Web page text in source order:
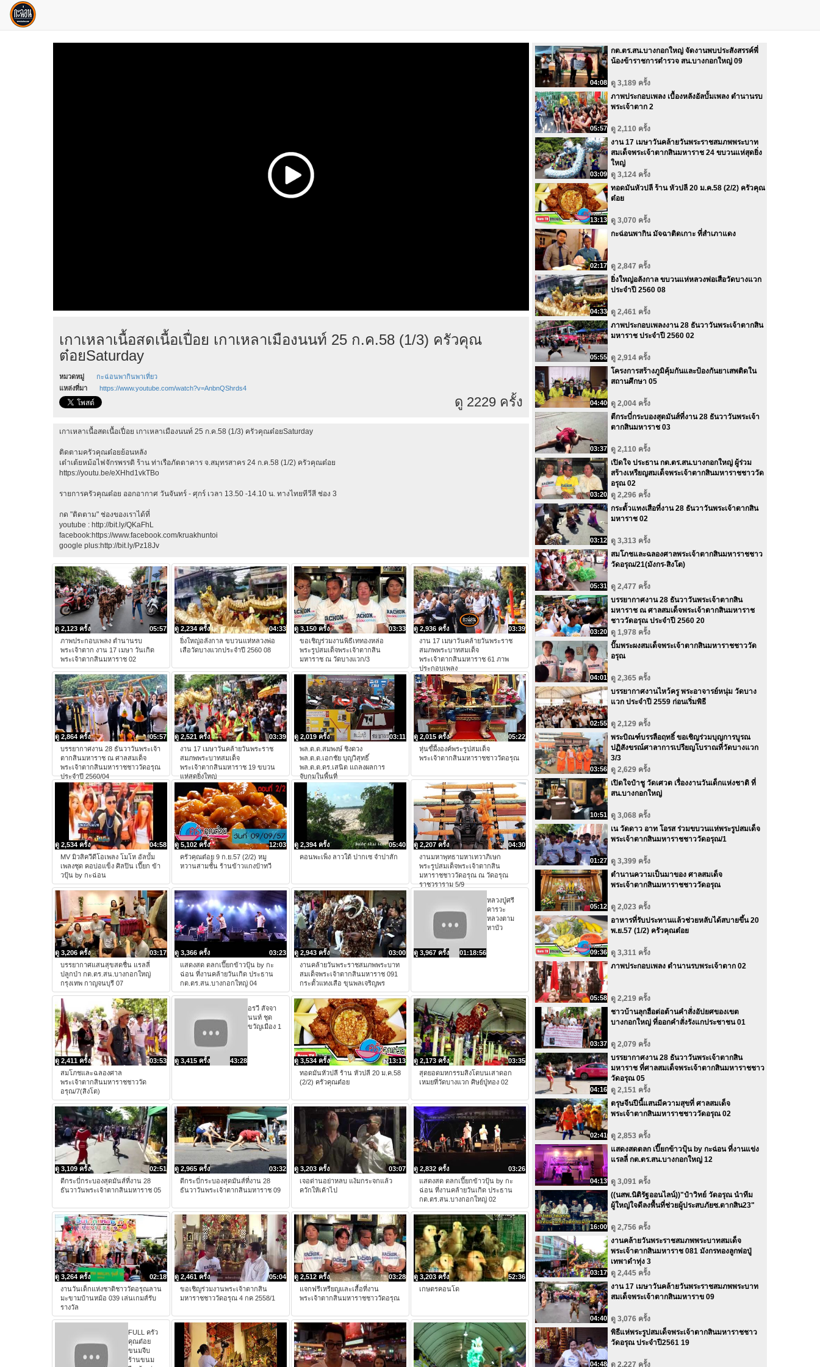
เกาเหลาเนื้อสดเนื้อเปื่อย เกาเหลาเมืองนนท์ 25 ก.ค.58 (1/3) ครัวคุณ
ต๋อยSaturday
หมวดหมู่
กะฉ่อนพากินพาเที่ยว
แหล่งที่มา
https://www.youtube.com/watch?v=AnbnQShrds4
ดู 2229 ครั้ง
เกาเหลาเนื้อสดเนื้อเปื่อย เกาเหลาเมืองนนท์ 25 ก.ค.58 (1/3) ครัวคุณต๋อยSaturday
ติดตามครัวคุณต๋อยย้อนหลัง
เต๋าเต้ยหม้อไฟจักรพรรดิ ร้าน ท่าเรือภัตตาคาร จ.สมุทรสาคร 24 ก.ค.58 (1/2) ครัวคุณต๋อย
https://youtu.be/eXHhd1vkTBo
รายการครัวคุณต๋อย ออกอากาศ วันจันทร์ - ศุกร์ เวลา 13.50 -14.10 น. ทางไทยทีวีสี ช่อง 3
กด "ติดตาม" ช่องของเราได้ที่
youtube : http://bit.ly/QKaFhL
facebook:https://www.facebook.com/kruakhuntoi
google plus:http://bit.ly/Pz18Jv
05:57
ดู 2,123 ครั้ง
ภาพประกอบเพลง ตำนานรบ
พระเจ้าตาก งาน 17 เมษา วันเกิด
พระเจ้าตากสินมหาราช 02
04:33
ดู 2,234 ครั้ง
ยิ่งใหญ่อลังกาล ขบวนแห่หลวงพ่อ
เสือวัดบางแวกประจำปี 2560 08
03:33
ดู 3,150 ครั้ง
ขอเชิญร่วมงานพิธีเททองหล่อ
พระรูปสมเด็จพระเจ้าตากสิน
มหาราช ณ วัดบางแวก/3
03:39
ดู 2,936 ครั้ง
งาน 17 เมษาวันคล้ายวันพระราช
สมภพพระบาทสมเด็จ
พระเจ้าตากสินมหาราช 61 ภาพ
ประกอบเพลง
05:57
ดู 2,864 ครั้ง
บรรยากาศงาน 28 ธันวาวันพระเจ้า
ตากสินมหาราช ณ ศาลสมเด็จ
พระเจ้าตากสินมหาราชชาววัดอรุณ
ประจำปี 2560/04
03:39
ดู 2,521 ครั้ง
งาน 17 เมษาวันคล้ายวันพระราช
สมภพพระบาทสมเด็จ
พระเจ้าตากสินมหาราช 19 ขบวน
แห่สุดยิ่งใหญ่
03:11
ดู 2,019 ครั้ง
พล.ต.ต.สมพงษ์​ ชิงดวง
พล.ต.ต.เอกชัย บุญวิสุทธิ์
พล.ต.ต.ดร.เสนิต แถลงผลการ
จับกุมในพื้นที่
05:22
ดู 2,015 ครั้ง
หุ่นขี้ผึ้งองค์พระรูปสมเด็จ
พระเจ้าตากสินมหาราชชาววัดอรุณ
04:58
ดู 2,534 ครั้ง
MV มิวสิควีดีโอเพลง โมโห อัลบั้ม
เพลงชุด คอบ่อแข็ง ศิลปิน เปี๊ยก ข้า
วปุ้น by กะฉ่อน
12:03
ดู 5,102 ครั้ง
ครัวคุณต๋อย 9 ก.ย.57 (2/2) หมู
หวานสามชั้้น ร้านข้าวแกงป๋าทวี
05:40
ดู 2,394 ครั้ง
คอนพะเพ็ง ลาวใต้ ปากเซ จำปาสัก
04:30
ดู 2,207 ครั้ง
งานมหาพุทธามหาเทวาภิเษก
พระรูปสมเด็จพระเจ้าตากสิน
มหาราชชาววัดอรุณ ณ วัดอรุณ
ราชวราราม 5/9
03:17
ดู 3,206 ครั้ง
บรรยากาศแสนสุขสดชื่น แรลลี่
ปลูกป่า กต.ตร.สน.บางกอกใหญ่
กรุงเทพ กาญจนบุรี 07
03:23
ดู 3,366 ครั้ง
แสดงสด ตลกเปี๊ยกข้าวปุ้น by กะ
ฉ่อน ที่งานคล้ายวันเกิด ประธาน
กต.ตร.สน.บางกอกใหญ่ 04
03:00
ดู 2,943 ครั้ง
งานคล้ายวันพระราชสมภพพระบาท
สมเด็จพระเจ้าตากสินมหาราช 091
กระตั้วแทงเสือ ขุนพลเจริญพร
01:18:56
ดู 3,967 ครั้ง
หลวงปู่ศรี
คารวะ
หลวงตาม
หาบัว
03:53
ดู 2,411 ครั้ง
สมโภชและฉลองศาล
พระเจ้าตากสินมหาราชชาววัด
อรุณ/7(สิงโต)
43:28
ดู 3,415 ครั้ง
อรวี สัจจา
นนท์ ชุด
ขวัญเมือง 1
13:13
ดู 3,534 ครั้ง
ทอดมันหัวปลี ร้าน หัวปลี 20 ม.ค.58
(2/2) ครัวคุณต๋อย
03:35
ดู 2,173 ครั้ง
สุดยอดมหกรรมสิงโตบนเสาดอก
เหมยที่วัดบางแวก ศิษย์ปู่ทอง 02
02:51
ดู 3,109 ครั้ง
ตีกระบี่กระบองสุดมันส์ที่งาน 28
ธันวาวันพระเจ้าตากสินมหาราช 05
03:32
ดู 2,965 ครั้ง
ตีกระบี่กระบองสุดมันส์ที่งาน 28
ธันวาวันพระเจ้าตากสินมหาราช 09
03:07
ดู 3,203 ครั้ง
เจอด่านอย่าหลบ แง้มกระจกแล้ว
ควักให้เค้าไป
03:26
ดู 2,832 ครั้ง
แสดงสด ตลกเปี๊ยกข้าวปุ้น by กะ
ฉ่อน ที่งานคล้ายวันเกิด ประธาน
กต.ตร.สน.บางกอกใหญ่ 02
02:18
ดู 3,264 ครั้ง
งานวันเด็กแห่งชาติชาววัดอรุณลาน
มะขามบ้านหม้อ 039 เล่นเกมส์รับ
รางวัล
05:04
ดู 2,461 ครั้ง
ขอเชิญร่วมงานพระเจ้าตากสิน
มหาราชชาววัดอรุณ 4 กค 2558/1
03:28
ดู 2,512 ครั้ง
แจกฟรีเหรียญและเสื้อที่งาน
พระเจ้าตากสินมหาราชชาววัดอรุณ
52:36
ดู 3,203 ครั้ง
เกษตรคอนโด
FULL ครัว
คุณต๋อย
ขนมจีบ
ร้านขนม
04:08
กต.ตร.สน.บางกอกใหญ่ จัดงานพบประสังสรรค์พี่
น้องข้าราชการตำรวจ สน.บางกอกใหญ่ 09
ดู 3,189 ครั้ง
05:57
ภาพประกอบเพลง เบื้องหลังอัลบั้มเพลง ตำนานรบ
พระเจ้าตาก 2
ดู 2,110 ครั้ง
03:09
งาน 17 เมษาวันคล้ายวันพระราชสมภพพระบาท
สมเด็จพระเจ้าตากสินมหาราช 24 ขบวนแห่สุดยิ่ง
ใหญ่
ดู 3,124 ครั้ง
13:13
ทอดมันหัวปลี ร้าน หัวปลี 20 ม.ค.58 (2/2) ครัวคุณ
ต๋อย
ดู 3,070 ครั้ง
02:17
กะฉ่อนพากิน มัจฉาติดเกาะ ที่สำเภาแดง
ดู 2,847 ครั้ง
04:33
ยิ่งใหญ่อลังกาล ขบวนแห่หลวงพ่อเสือวัดบางแวก
ประจำปี 2560 08
ดู 2,461 ครั้ง
05:55
ภาพประกอบเพลงงาน 28 ธันวาวันพระเจ้าตากสิน
มหาราช ประจำปี 2560 02
ดู 2,914 ครั้ง
04:40
โครงการสร้างภูมิคุ้มกันและป้องกันยาเสพติดใน
สถานศึกษา 05
ดู 2,004 ครั้ง
03:37
ตีกระบี่กระบองสุดมันส์ที่งาน 28 ธันวาวันพระเจ้า
ตากสินมหาราช 03
ดู 2,110 ครั้ง
03:20
เปิดใจ ประธาน กต.ตร.สน.บางกอกใหญ่ ผู้ร่วม
สร้างเหรียญสมเด็จพระเจ้าตากสินมหาราชชาววัด
อรุณ 02
ดู 2,296 ครั้ง
03:12
กระตั้วแทงเสือที่งาน 28 ธันวาวันพระเจ้าตากสิน
มหาราช 02
ดู 3,313 ครั้ง
05:31
สมโภชและฉลองศาลพระเจ้าตากสินมหาราชชาว
วัดอรุณ/21(มังกร-สิงโต)
ดู 2,477 ครั้ง
03:20
บรรยากาศงาน 28 ธันวาวันพระเจ้าตากสิน
มหาราช ณ ศาลสมเด็จพระเจ้าตากสินมหาราช
ชาววัดอรุณ ประจำปี 2560 20
ดู 1,978 ครั้ง
04:01
ปั๊มพระผงสมเด็จพระเจ้าตากสินมหาราชชาววัด
อรุณ
ดู 2,365 ครั้ง
02:55
บรรยากาศงานไหว้ครู พระอาจารย์หนุ่ม วัดบาง
แวก ประจำปี 2559 ก่อนเริ่มพิธี
ดู 2,129 ครั้ง
03:56
พระบิณฑ์บรรลือฤทธิ์ ขอเชิญร่วมบุญการบูรณ
ปฏิสังขรณ์ศาลาการเปรียญโบราณที่วัดบางแวก
3/3
ดู 2,629 ครั้ง
10:51
เปิดใจป๋าชู วัดเศวต เรื่องงานวันเด็กแห่งชาติ ที่
สน.บางกอกใหญ่
ดู 3,068 ครั้ง
01:27
เน วัดดาว อาท โอรส ร่วมขบวนแห่พระรูปสมเด็จ
พระเจ้าตากสินมหาราชชาววัดอรุณ/1
ดู 3,399 ครั้ง
05:12
ตำนานความเป็นมาของ ศาลสมเด็จ
พระเจ้าตากสินมหาราชชาววัดอรุณ
ดู 2,023 ครั้ง
09:36
อาหารที่รับประทานแล้วช่วยหลับได้สบายขึ้น 20
พ.ย.57 (1/2) ครัวคุณต๋อย
ดู 3,311 ครั้ง
05:58
ภาพประกอบเพลง ตำนานรบพระเจ้าตาก 02
ดู 2,219 ครั้ง
03:37
ชาวบ้านลุกฮือต่อต้านคำสั่งอัปยศของเขต
บางกอกใหญ่ ที่ออกคำสั่งรังแกประชาชน 01
ดู 2,079 ครั้ง
04:16
บรรยากาศงาน 28 ธันวาวันพระเจ้าตากสิน
มหาราช ที่ศาลสมเด็จพระเจ้าตากสินมหาราชชาว
วัดอรุณ 05
ดู 2,151 ครั้ง
02:41
ตรุษจีนปีนี้แสนมีความสุขที่ ศาลสมเด็จ
พระเจ้าตากสินมหาราชชาววัดอรุณ 02
ดู 2,853 ครั้ง
04:13
แสดงสดตลก เปี๊ยกข้าวปุ้น by กะฉ่อน ที่งานแข่ง
แรลลี่ กต.ตร.สน.บางกอกใหญ่ 12
ดู 3,091 ครั้ง
16:00
((นสพ.นิติรัฐออนไลน์))"ป๋าวิทย์ วัดอรุณ นำทีม
ผู้ใหญ่ใจดีลงพื้นที่ช่วยผู้ประสบภัยซ.ตากสิน23"
ดู 2,756 ครั้ง
03:17
งานคล้ายวันพระราชสมภพพระบาทสมเด็จ
พระเจ้าตากสินมหาราช 081 มังกรทองลูกพ่อปู่
เทพาดำทุ่ง 3
ดู 2,445 ครั้ง
04:40
งาน 17 เมษาวันคล้ายวันพระราชสมภพพระบาท
สมเด็จพระเจ้าตากสินมหาราข 09
ดู 3,076 ครั้ง
04:48
พิธีแห่พระรูปสมเด็จพระเจ้าตากสินมหาราชชาว
วัดอรุณ ประจำปี2561 19
ดู 2,227 ครั้ง